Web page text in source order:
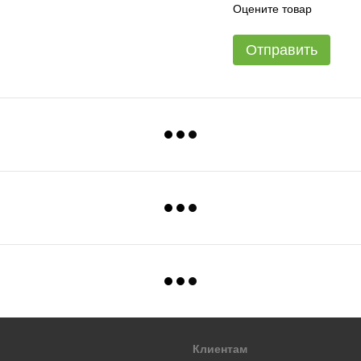
Оцените товар
Отправить
Клиентам